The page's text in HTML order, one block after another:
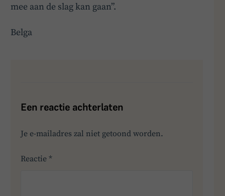
mee aan de slag kan gaan”.
Belga
Een reactie achterlaten
Je e-mailadres zal niet getoond worden.
Reactie*